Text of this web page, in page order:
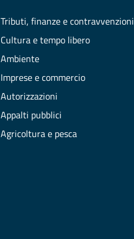
Tributi, finanze e contravvenzioni
Cultura e tempo libero
Ambiente
Imprese e commercio
Autorizzazioni
Appalti pubblici
Agricoltura e pesca